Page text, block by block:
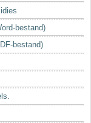
bestand)
bestand)